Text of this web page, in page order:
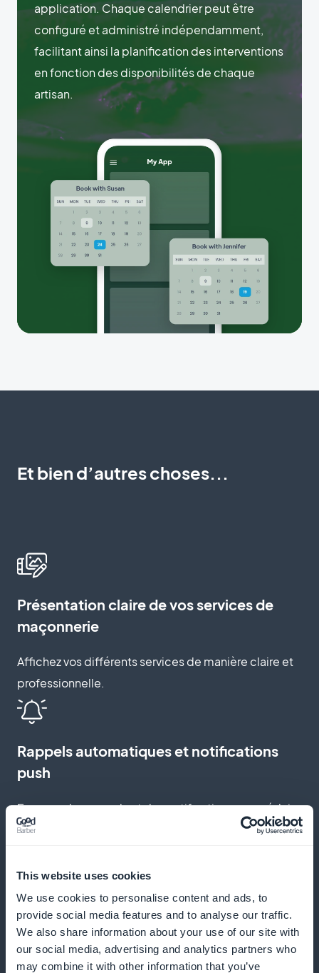
This website uses cookies
We use cookies to personalise content and ads, to
provide social media features and to analyse our traffic.
We also share information about your use of our site with
our social media, advertising and analytics partners who
may combine it with other information that you’ve
application. Chaque calendrier peut être
configuré et administré indépendamment,
facilitant ainsi la planification des interventions
en fonction des disponibilités de chaque
artisan.
Et bien d’autres choses...
Présentation claire de vos services de
maçonnerie
Affichez vos différents services de manière claire et
professionnelle.
Rappels automatiques et notifications
push
Envoyez des rappels et des notifications pour réduire
les absences et encourager les réservations
Programme de fidélisation pour vos
clients